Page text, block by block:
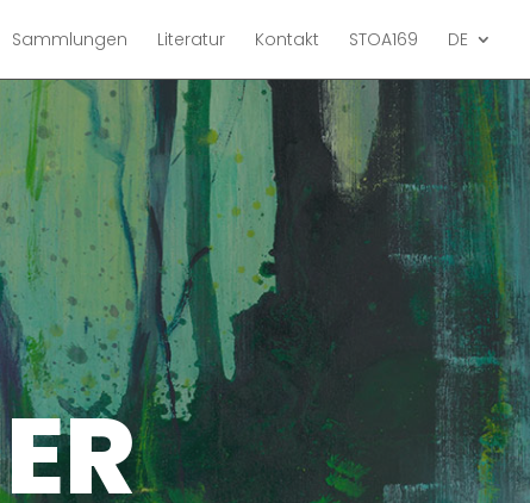
Sammlungen Literatur Kontakt STOA169 DE